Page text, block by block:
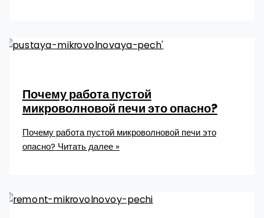
Почему работа пустой
микроволновой печи это опасно?
Почему работа пустой микроволновой печи это
опасно? Читать далее »